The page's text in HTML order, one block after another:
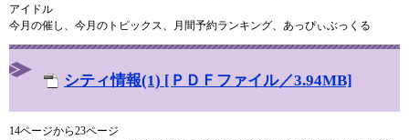
アイドル
今月の催し、今月のトピックス、月間予約ランキング、あっぴぃぶっくる
シティ情報(1) [ＰＤＦファイル／3.94MB]
14ページから23ページ